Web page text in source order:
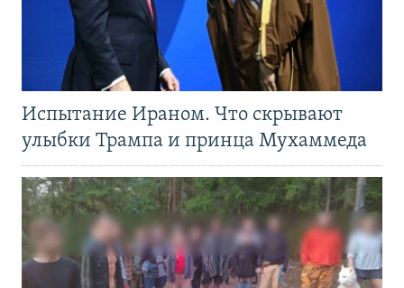
Испытание Ираном. Что скрывают
улыбки Трампа и принца Мухаммеда